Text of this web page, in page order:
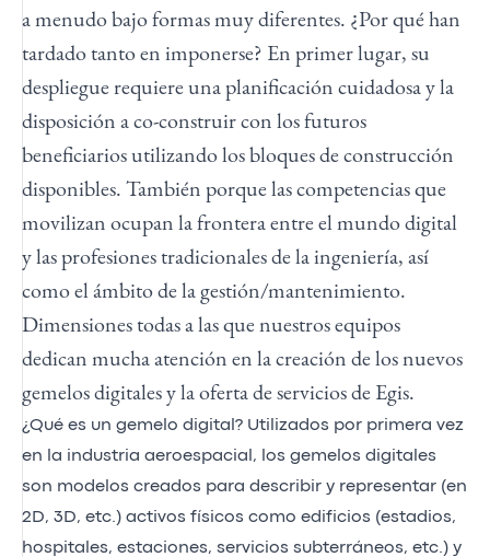
a menudo bajo formas muy diferentes. ¿Por qué han
tardado tanto en imponerse? En primer lugar, su
despliegue requiere una planificación cuidadosa y la
disposición a co-construir con los futuros
beneficiarios utilizando los bloques de construcción
disponibles. También porque las competencias que
movilizan ocupan la frontera entre el mundo digital
y las profesiones tradicionales de la ingeniería, así
como el ámbito de la gestión/mantenimiento.
Dimensiones todas a las que nuestros equipos
dedican mucha atención en la creación de los nuevos
gemelos digitales y la oferta de servicios de Egis.
¿Qué es un gemelo digital? Utilizados por primera vez
en la industria aeroespacial, los gemelos digitales
son modelos creados para describir y representar (en
2D, 3D, etc.) activos físicos como edificios (estadios,
hospitales, estaciones, servicios subterráneos, etc.) y